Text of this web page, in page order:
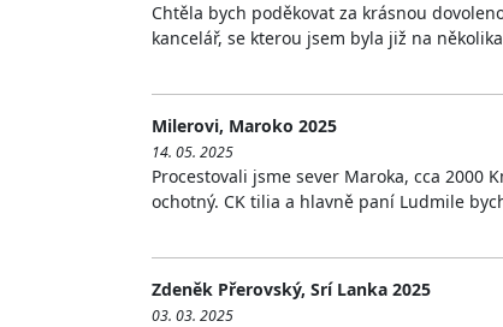
Chtěla bych poděkovat za krásnou
kancelář, se kterou jsem byla již na
Milerovi, Maroko 2025
14. 05. 2025
Procestovali jsme sever Maroka, cca 2000
ochotný. CK tilia a hlavně paní Ludmile
Zdeněk Přerovský, Srí Lanka 2025
03. 03. 2025